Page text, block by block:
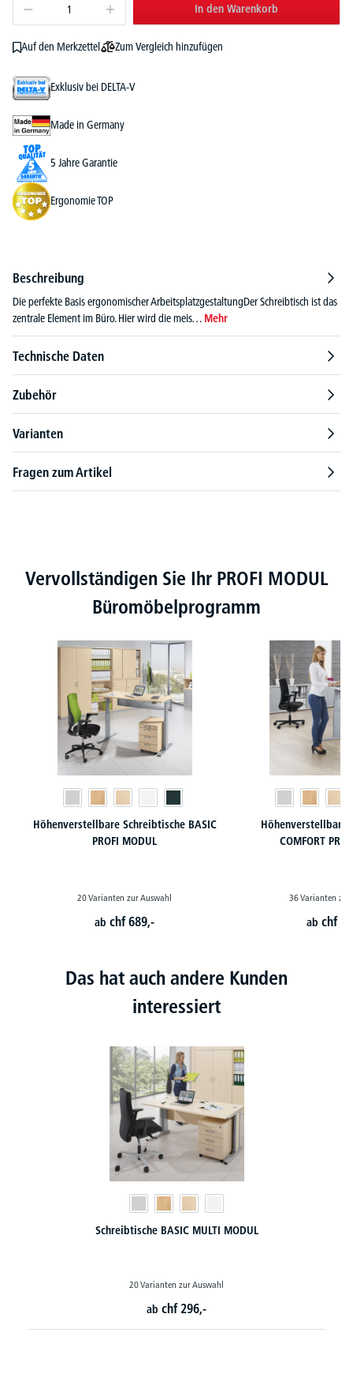
In den Warenkorb
Auf den Merkzettel Zum Vergleich hinzufügen
Exklusiv bei DELTA-V
Made in Germany
5 Jahre Garantie
Ergonomie TOP
Beschreibung
Die perfekte Basis ergonomischer ArbeitsplatzgestaltungDer Schreibtisch ist das
zentrale Element im Büro. Hier wird die meis… Mehr
Technische Daten
Zubehör
Varianten
Fragen zum Artikel
Produktgalerie überspringen
Vervollständigen Sie Ihr PROFI MODUL
Büromöbelprogramm
Höhenverstellbare Schreibtische BASIC
PROFI MODUL
20 Varianten zur Auswahl
abchf 689,-
Höhenverstellbare
COMFORT
36 Varianten zur
abchf
Das hat auch andere Kunden
interessiert
Rollcontainer PROFI MODUL - mit gedämpften Selbsteinzug
24 Varianten zur Auswahl
abchf 461,-